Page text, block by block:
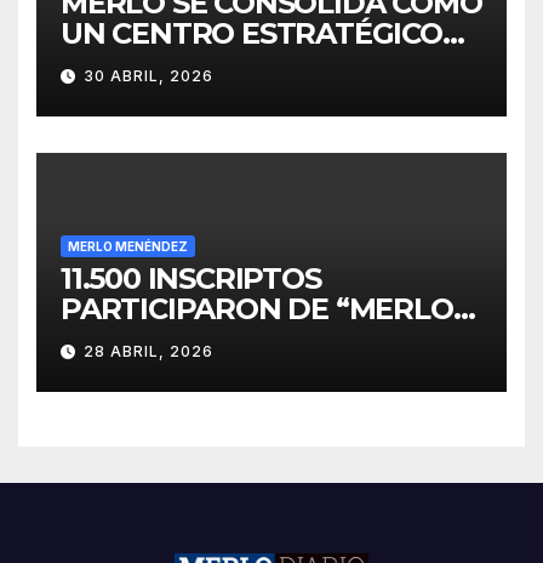
UN CENTRO ESTRATÉGICO
PARA EL DESARROLLO DE
INVERSIONES
30 ABRIL, 2026
MERLO MENÉNDEZ
11.500 INSCRIPTOS
PARTICIPARON DE “MERLO
CORRE POR MALVINAS”
28 ABRIL, 2026